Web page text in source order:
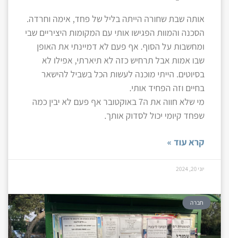
אותה שבת שחורה הייתה בליל של פחד, אימה וחרדה.
הסכנה והמוות הפגישו אותי עם המקומות היציריים שבי
ומחשבות על הסוף. אף פעם לא דמיינתי את האופן
שבו אמות אבל תרחיש כזה לא תיארתי, אפילו לא
בסיוטים. הייתי מוכנה לעשות הכל בשביל להישאר
בחיים וזה הפחיד אותי.
מי שלא חווה את ה7 באוקטובר אף פעם לא יבין כמה
שפחד קיומי יכול לסדוק אותך.
קרא עוד »
יוני 20, 2024
חברה